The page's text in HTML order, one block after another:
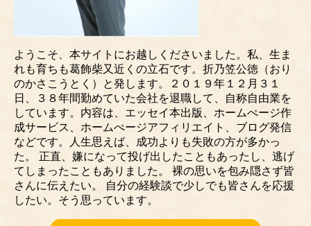
ようこそ、本サイトにお越しくださいました。私、生ま
れも育ちも葛飾柴又近くの立石です。折乃笠公徳（おり
のかさこうとく）と発します。２０１９年１２月３１
日、３８年間勤めていた会社を退職して、自称自由業を
しています。内容は、エッセイ本出版、ホームぺージ作
成サービス、ホームぺージアフィリエイト、ブログ発信
などです。人生思えば、成功よりも失敗の方が多かっ
た。 正直、嫌になって投げ出したこともあったし、逃げ
てしまったこともありました。 裸の思いを包み隠さず皆
さんに伝えたい。 自分の経験談で少しでも皆さんを応援
したい。そう思っています。